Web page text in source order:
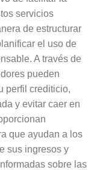
servicios
de estructurar
el uso de
A través de
pueden
perfil crediticio,
y evitar caer en
que ayudan a los
sus ingresos y
sobre las